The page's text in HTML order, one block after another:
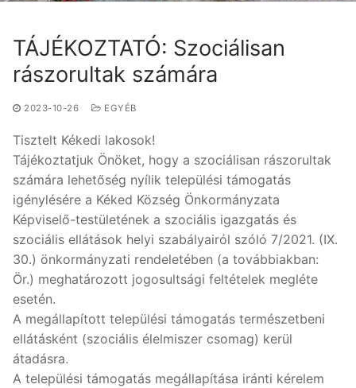
TÁJÉKOZTATÓ: Szociálisan
rászorultak számára
2023-10-26 EGYÉB
Tisztelt Kékedi lakosok!
Tájékoztatjuk Önöket, hogy a szociálisan rászorultak
számára lehetőség nyílik települési támogatás
igénylésére a Kéked Község Önkormányzata
Képviselő-testületének a szociális igazgatás és
szociális ellátások helyi szabályairól szóló 7/2021. (IX.
30.) önkormányzati rendeletében (a továbbiakban:
Ör.) meghatározott jogosultsági feltételek megléte
esetén.
A megállapított települési támogatás természetbeni
ellátásként (szociális élelmiszer csomag) kerül
átadásra.
A települési támogatás megállapítása iránti kérelem